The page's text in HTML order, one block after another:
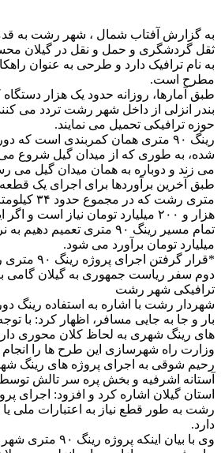
ثقل گردشگری و حمل و نقل در گیلان
به نام ترافیک دارد و طرحی به عنوان
مطرح است.
طبق آمارها، روزانه حدود یک هزار دستگاه
بندر انزلی از داخل شهر رشت تردد می
حوزه ترافیکی تحمیل می نمایند.
رینگ ۹۰ متری همان کمربندی است
شده، به طوری که از میدان گیل شروع می
می زند و دوباره به همان میدان گیل می
متری رشت که
هزار و ۲۰۰ میلیارد تومان نیاز است و
میلیارد تومان برآورد می شود.
*قرار گرفتن
دوم سفر ریاست جمهوری به گیلان گامی
ترافیکی شهر رشت
شهردار رشت با اشاره به استفاده رینگ
بار و جا به جایی مسافر، اظهار کرد: با
های رینگ شهری به لحاظ کلان محوری
وزارت راه شهرسازی این طرح ها را
رحیم شوقی به اجرای پروژه های رینگ
آستانه اشرفیه و بخش پره سر تالش
رشت به طور قطع نیاز به اعتبارات ملی
دارد.
وی با بیان اینکه